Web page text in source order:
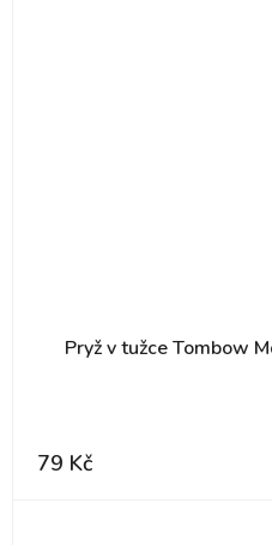
Pryž v tužce Tombow
79 Kč